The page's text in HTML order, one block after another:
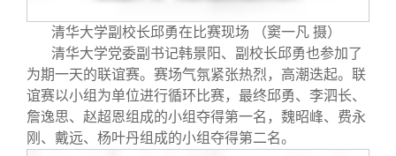
清华大学副校长邱勇在比赛现场 （窦一凡 摄）
清华大学党委副书记韩景阳、副校长邱勇也参加了
为期一天的联谊赛。赛场气氛紧张热烈，高潮迭起。联
谊赛以小组为单位进行循环比赛，最终邱勇、李泗长、
詹逸思、赵超恩组成的小组夺得第一名，魏昭峰、费永
刚、戴远、杨叶丹组成的小组夺得第二名。